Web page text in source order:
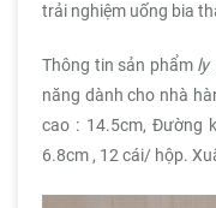
trải nghiệm uống bia
Thông tin sản phẩm ly
năng dành cho nhà
cao : 14.5cm, Đường
6.8cm , 12 cái/ hộp.